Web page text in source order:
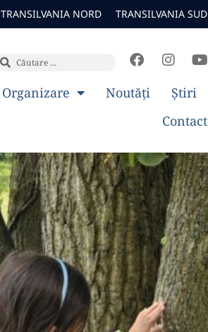
TRANSILVANIA NORD TRANSILVANIA SUD
Organizare Noutăți
Știri
Contact